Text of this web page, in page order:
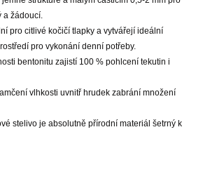
a žádoucí.
pro citlivé kočičí tlapky a vytvářejí ideální
pro vykonání denní potřeby.
bentonitu zajistí 100 % pohlcení tekutin i
vlhkosti uvnitř hrudek zabrání množení
stelivo je absolutně přírodní materiál šetrný k